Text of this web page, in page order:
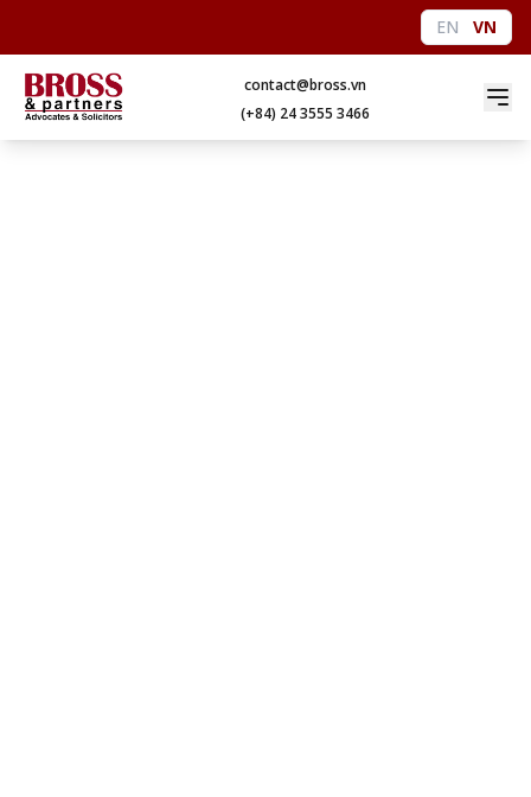
EN VN
contact@bross.vn
(+84) 24 3555 3466